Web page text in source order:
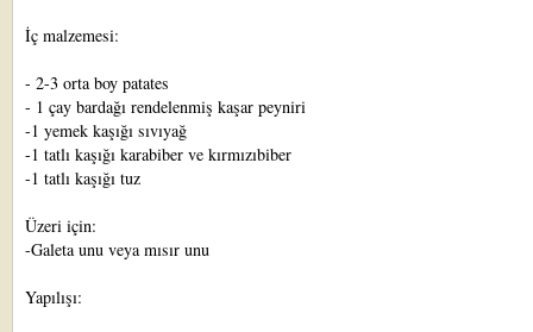
İç malzemesi:
- 2-3 orta boy patates
- 1 çay bardağı rendelenmiş kaşar peyniri
-1 yemek kaşığı sıvıyağ
-1 tatlı kaşığı karabiber ve kırmızıbiber
-1 tatlı kaşığı tuz
Üzeri için:
-Galeta unu veya mısır unu
Yapılışı: